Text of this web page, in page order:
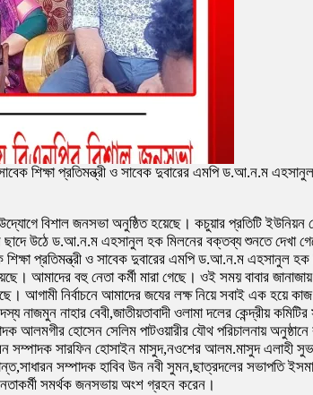
শিক্ষা প্রতিমন্ত্রী ও সাবেক দুবারের এমপি ড.আ.ন.ম
উদ্যোগে বিশাল জনসভা অনুষ্ঠিত হয়েছে। কচুয়ার প্রতিটি
ছাদে উঠে ড.আ.ন.ম এহসানুল হক মিলনের বক্তব্য শুনতে দেখা
প্রতিমন্ত্রী ও সাবেক দুবারের এমপি ড.আ.ন.ম এহসানুল
আমাদের বহু নেতা কর্মী মারা গেছে। ওই সময় বাবার
আগামী নির্বাচনে আমাদের জযের লক্ষ নিয়ে সবাই এক হয়ে
সদস্য নাজমুন নাহার বেবী,জাতীয়তাবাদী ওলামা দলের
আলমগীর হোসেন সেলিম পাটওয়ারীর যৌথ পরিচালনায়
সম্পাদক সারফিন হোসাইন মাসুদ,নওশের আলম.মাসুদ এলাহী
সম্পাদক হাবিব উন নবী সুমন,ছাত্রদলের সভাপতি
সমর্থক জনসভায় অংশ গ্রহন করেন।